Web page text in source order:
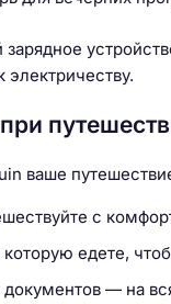
зарядное
ваше
с
которую едете,
— на